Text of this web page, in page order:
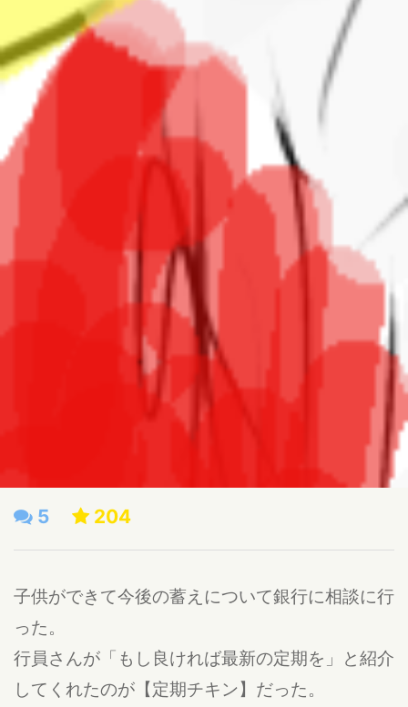
5 204
子供ができて今後の蓄えについて銀行に相談に行
った。
行員さんが「もし良ければ最新の定期を」と紹介
してくれたのが【定期チキン】だった。